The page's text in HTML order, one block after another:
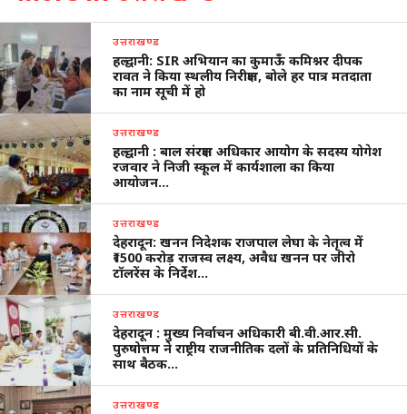
उत्तराखण्ड
हल्द्वानी: SIR अभियान का कुमाऊँ कमिश्नर दीपक
रावत ने किया स्थलीय निरीक्षण, बोले हर पात्र मतदाता
का नाम सूची में हो
उत्तराखण्ड
हल्द्वानी : बाल संरक्षण अधिकार आयोग के सदस्य योगेश
रजवार ने निजी स्कूल में कार्यशाला का किया
आयोजन…
उत्तराखण्ड
देहरादून: खनन निदेशक राजपाल लेघा के नेतृत्व में
₹1500 करोड़ राजस्व लक्ष्य, अवैध खनन पर जीरो
टॉलरेंस के निर्देश…
उत्तराखण्ड
देहरादून : मुख्य निर्वाचन अधिकारी बी.वी.आर.सी.
पुरुषोत्तम ने राष्ट्रीय राजनीतिक दलों के प्रतिनिधियों के
साथ बैठक…
उत्तराखण्ड